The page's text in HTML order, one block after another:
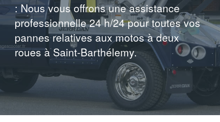
: Nous vous offrons une assistance
professionnelle 24 h/24 pour toutes vos
pannes relatives aux motos à deux
roues à Saint-Barthélemy.